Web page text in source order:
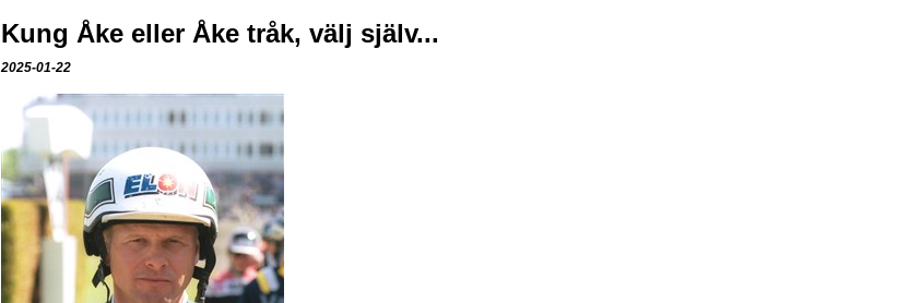
Kung Åke eller Åke tråk, välj själv...
2025-01-22